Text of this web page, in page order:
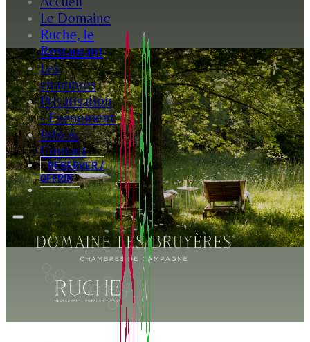
Le Domaine
Ruche, le
Restaurant
Les
chambres
Privatisation
- Evénement
Info &
Contact
RÉSERVER /
OFFRIR